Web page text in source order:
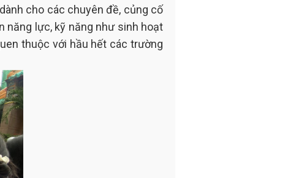
cho các chuyên đề, củng cố
năng lực, kỹ năng như sinh hoạt
thuộc với hầu hết các trường